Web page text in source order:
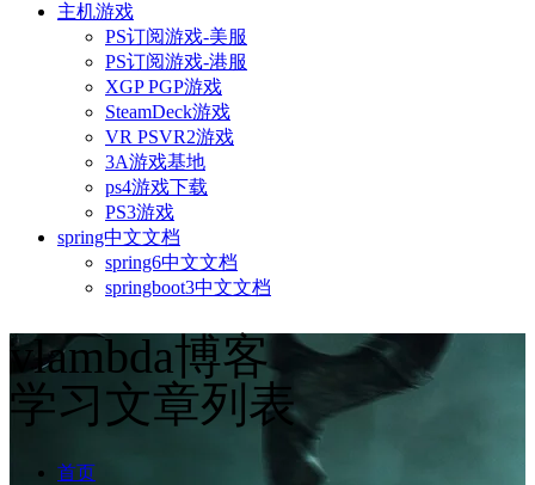
主机游戏
PS订阅游戏-美服
PS订阅游戏-港服
XGP PGP游戏
SteamDeck游戏
VR PSVR2游戏
3A游戏基地
ps4游戏下载
PS3游戏
spring中文文档
spring6中文文档
springboot3中文文档
vlambda博客
学习文章列表
首页